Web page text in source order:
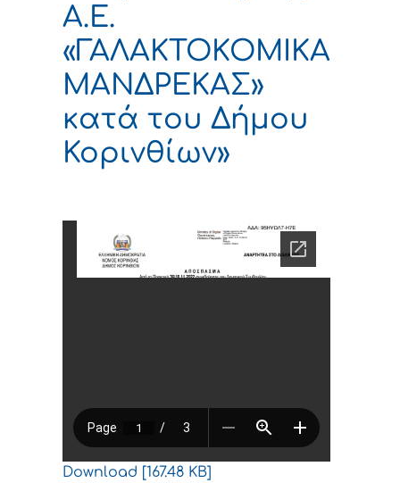
Α.Ε.
«ΓΑΛΑΚΤΟΚΟΜΙΚΑ
ΜΑΝΔΡΕΚΑΣ»
κατά του Δήμου
Κορινθίων»
Download [167.48 KB]